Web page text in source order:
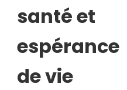
santé et
espérance
de vie